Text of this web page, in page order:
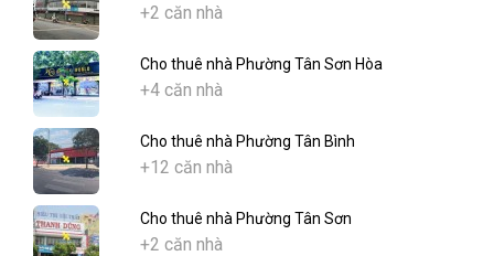
+2 căn nhà
Cho thuê nhà Phường Tân Sơn Hòa
+4 căn nhà
Cho thuê nhà Phường Tân Bình
+12 căn nhà
Cho thuê nhà Phường Tân Sơn
+2 căn nhà